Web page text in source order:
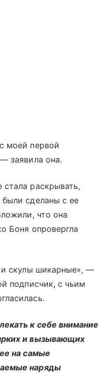
моей первой
заявила она.
раскрывать,
сделаны с ее
что она
Боня опровергла
и скулы шикарные», —
подписчик, с чьим
к себе внимание
и вызывающих
на самые
наряды